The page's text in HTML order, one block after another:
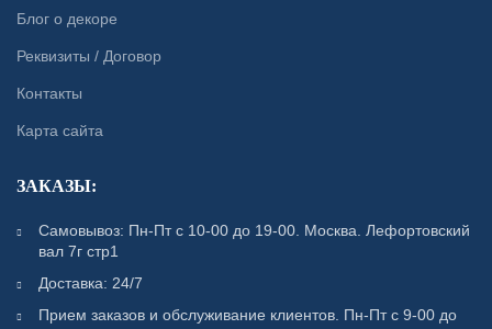
Блог о декоре
Реквизиты / Договор
Контакты
Карта сайта
ЗАКАЗЫ:
Самовывоз: Пн-Пт с 10-00 до 19-00. Москва. Лефортовский
вал 7г стр1
Доставка: 24/7
Прием заказов и обслуживание клиентов. Пн-Пт с 9-00 до